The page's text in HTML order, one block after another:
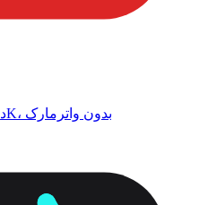
برش و دانلود کلیپ YouTube در 4K، بدون واترمارک